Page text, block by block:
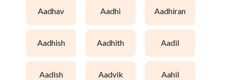
aadhav aadhi aadhiran
aadhish aadhith aadil
aadish aadvik aahil